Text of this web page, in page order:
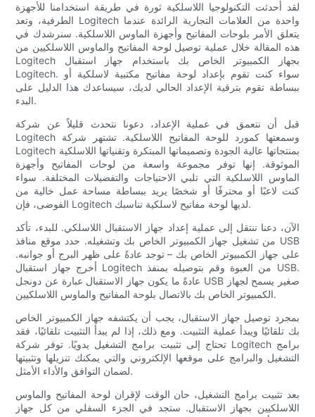
لقد أحدثت التكنولوجيا اللاسلكية ثورة في طريقة استخدامنا للأجهزة
الطرفية، وتعد Logitech واحدة من العلامات التجارية الرائدة عندما
يتعلق الأمر بلوحات المفاتيح وأجهزة الماوس اللاسلكية. سنرشدك في
هذه المقالة خلال عملية توصيل لوحة المفاتيح والماوس اللاسلكيين من
Logitech بجهاز الكمبيوتر الخاص بك باستخدام جهاز استقبال
Logitech. سواء كنت تقوم بإعداد لوحة مفاتيح مكتبية لاسلكية أو
ببساطة تقوم بترقية الإعداد الحالي لديك، سيساعدك هذا الدليل على
البدء.
قبل أن نتعمق في عملية الإعداد، دعونا نتحدث قليلاً عن شركة
Logitech وسمعتها كمورد للوحة المفاتيح اللاسلكية. تشتهر شركة
Logitech بمنتجاتها عالية الجودة وتصميماتها المبتكرة وتقنياتها اللاسلكية
الموثوقة. إنها توفر مجموعة واسعة من لوحات المفاتيح وأجهزة
الماوس اللاسلكية التي تلبي الاحتياجات والتفضيلات المختلفة. سواء
كنت لاعبًا أو محترفًا أو شخصًا يريد ببساطة مساحة عمل خالية من
الفوضى، فإن Logitech لديها لوحة مفاتيح لاسلكية تناسبك.
الآن، دعنا ننتقل إلى عملية إعداد جهاز الاستقبال اللاسلكي. للبدء، تأكد
من تشغيل جهاز الكمبيوتر الخاص بك وتشغيله. حدد موقع منافذ USB
على جهاز الكمبيوتر الخاص بك – توجد عادةً على ظهر البرج أو جوانبه.
أخرج جهاز استقبال Logitech من العبوة وقم بتوصيله بمنفذ USB.
عادةً ما يكون جهاز الاستقبال عبارة عن دونجل USB صغير يسمح لجهاز
الكمبيوتر الخاص بك بالاتصال بلوحة المفاتيح والماوس اللاسلكيين.
بمجرد توصيل جهاز الاستقبال، يجب أن يكتشفه جهاز الكمبيوتر الخاص
بك تلقائيًا ويبدأ عملية التثبيت. ومع ذلك، إذا لم يبدأ التثبيت تلقائيًا، فقد
تحتاج إلى تثبيت برامج التشغيل يدويًا. توفر شركة Logitech برامج
التشغيل والبرامج على موقعها الإلكتروني والتي يمكنك تنزيلها وتثبيتها
لضمان التوافق والأداء الأمثل.
بعد تثبيت برامج التشغيل، حان الوقت لإقران لوحة المفاتيح والماوس
اللاسلكيين بجهاز الاستقبال. ستجد في الجزء السفلي من كل جهاز